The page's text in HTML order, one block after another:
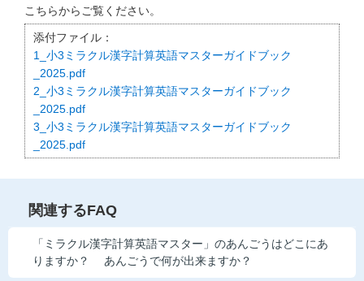
他の講座のよくある質問・手続きはこちら
こどもちゃれんじ
進研ゼミ 中学講座
進研ゼミ 中学講座 中高一貫
こちらからご覧ください。
添付ファイル：
1_小3ミラクル漢字計算英語マスターガイドブック
_2025.pdf
2_小3ミラクル漢字計算英語マスターガイドブック
_2025.pdf
3_小3ミラクル漢字計算英語マスターガイドブック
_2025.pdf
関連するFAQ
「ミラクル漢字計算英語マスター」のあんごうはどこにあ
りますか？ あんごうで何が出来ますか？